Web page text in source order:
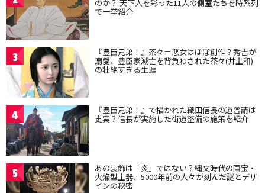
のか？ 天下人を彩った11人の側室たちを時系列
で一挙紹介
3 『豊臣兄弟！』茶々＝悪女はほぼ創作？秀吉が
溺愛、豊臣家滅亡を背負わされた茶々(井上和)
の壮絶すぎる生涯
4 『豊臣兄弟！』で描かれた織田信長の道普請は
史実？信長が実施した街道整備の施策を紹介
5 あの装飾は「炎」ではない？縄文時代の国宝・
火焔型土器、5000年前の人々が刻んだ謎とデザ
インの秘密